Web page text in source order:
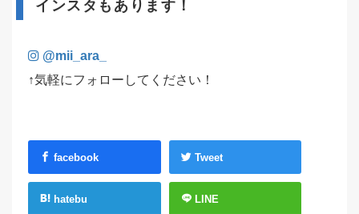
インスタもあります！
@mii_ara_
↑気軽にフォローしてください！
facebook Tweet
hatebu LINE